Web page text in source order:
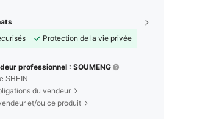
Protection de la vie privée
professionnel : SOUMENG
SHEIN
du vendeur
et/ou ce produit